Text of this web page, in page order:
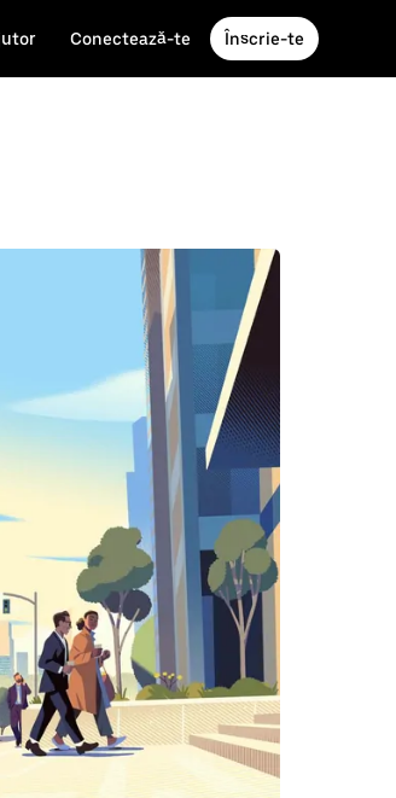
Conectează-te Înscrie-te